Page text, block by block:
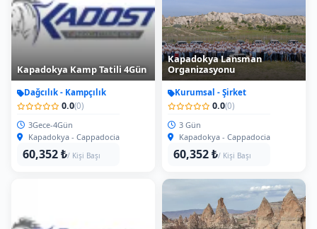
Kapadokya Kamp Tatili 4Gün
Dağcılık - Kampçılık
0.0(0)
3Gece-4Gün
Kapadokya - Cappadocia
60,352 ₺/ Kişi Başı
Kapadokya Lansman
Organizasyonu
Kurumsal - Şirket
0.0(0)
3 Gün
Kapadokya - Cappadocia
60,352 ₺/ Kişi Başı